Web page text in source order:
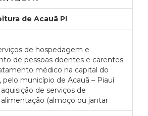
de Acauã PI
de hospedagem e
de pessoas doentes e carentes
médico na capital do
pelo município de Acauã – Piauí
de serviços de
(almoço ou jantar